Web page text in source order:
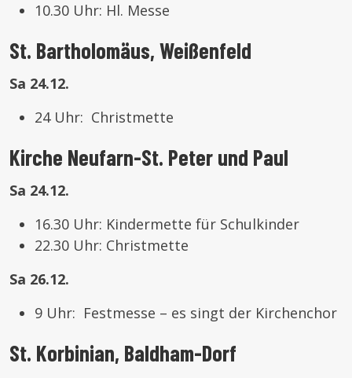
10.30 Uhr: Hl. Messe
St. Bartholomäus, Weißenfeld
Sa 24.12.
24 Uhr: Christmette
Kirche Neufarn-St. Peter und Paul
Sa 24.12.
16.30 Uhr: Kindermette für Schulkinder
22.30 Uhr: Christmette
Sa 26.12.
9 Uhr: Festmesse – es singt der Kirchenchor
St. Korbinian, Baldham-Dorf